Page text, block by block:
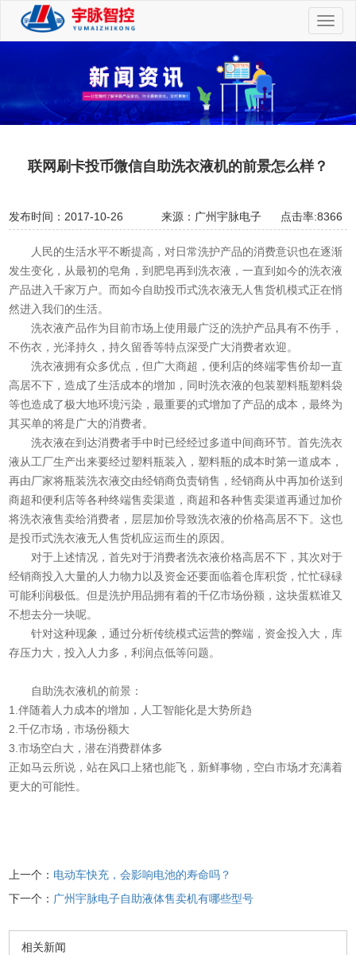
切
换
联网刷卡投币微信自助洗衣液机的前景怎么样？
发布时间：2017-10-26 来源：广州宇脉电子 点击率:8366
人民的生活水平不断提高，对日常洗护产品的消费意识也在逐渐
发生变化，从最初的皂角，到肥皂再到洗衣液，一直到如今的洗衣液
产品进入千家万户。而如今自助投币式洗衣液无人售货机模式正在悄
然进入我们的生活。
洗衣液产品作为目前市场上使用最广泛的洗护产品具有不伤手，
不伤衣，光泽持久，持久留香等特点深受广大消费者欢迎。
洗衣液拥有众多优点，但广大商超，便利店的终端零售价却一直
高居不下，造成了生活成本的增加，同时洗衣液的包装塑料瓶塑料袋
等也造成了极大地环境污染，最重要的式增加了产品的成本，最终为
其买单的将是广大的消费者。
洗衣液在到达消费者手中时已经经过多道中间商环节。首先洗衣
液从工厂生产出来要经过塑料瓶装入，塑料瓶的成本时第一道成本，
再由厂家将瓶装洗衣液交由经销商负责销售，经销商从中再加价送到
商超和便利店等各种终端售卖渠道，商超和各种售卖渠道再通过加价
将洗衣液售卖给消费者，层层加价导致洗衣液的价格高居不下。这也
是投币式洗衣液无人售货机应运而生的原因。
对于上述情况，首先对于消费者洗衣液价格高居不下，其次对于
经销商投入大量的人力物力以及资金还要面临着仓库积货，忙忙碌碌
可能利润极低。但是洗护用品拥有着的千亿市场份额，这块蛋糕谁又
不想去分一块呢。
针对这种现象，通过分析传统模式运营的弊端，资金投入大，库
存压力大，投入人力多，利润点低等问题。
自助洗衣液机的前景：
1.伴随着人力成本的增加，人工智能化是大势所趋
2.千亿市场，市场份额大
3.市场空白大，潜在消费群体多
正如马云所说，站在风口上猪也能飞，新鲜事物，空白市场才充满着
更大的可能性。
上一个： 电动车快充，会影响电池的寿命吗？
下一个： 广州宇脉电子自助液体售卖机有哪些型号
相关新闻